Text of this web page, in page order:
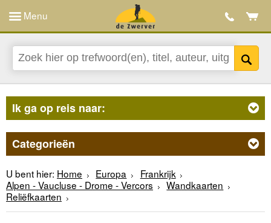
Menu
Ik ga op reis naar:
Categorieën
U bent hier: Home Europa
Frankrijk
Alpen - Vaucluse - Drome - Vercors
Wandkaarten
Reliëfkaarten